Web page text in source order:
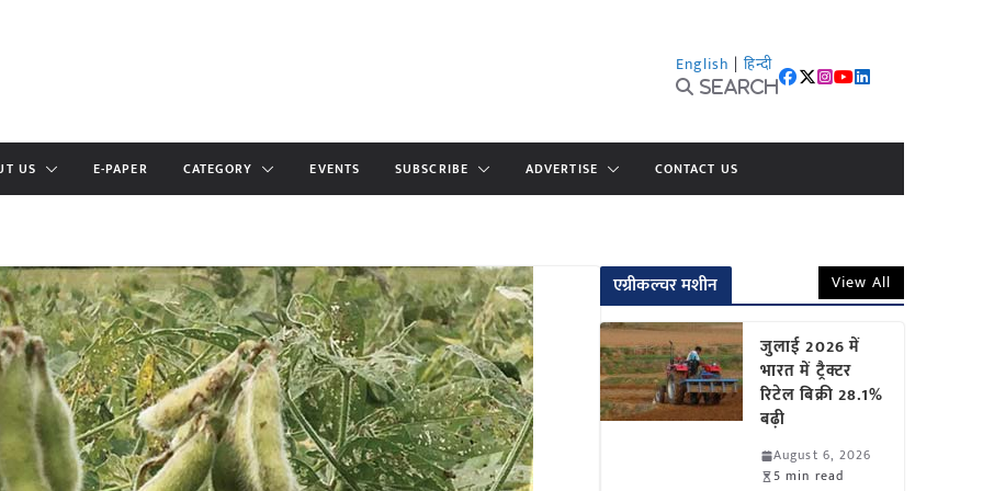
English | हिन्दी
Search
US E-PAPER CATEGORY EVENTS SUBSCRIBE ADVERTISE CONTACT US
एग्रीकल्चर मशीन View All
जुलाई 2026 में
भारत में ट्रैक्टर
रिटेल बिक्री 28.1%
बढ़ी
August 6, 2026
5 min read